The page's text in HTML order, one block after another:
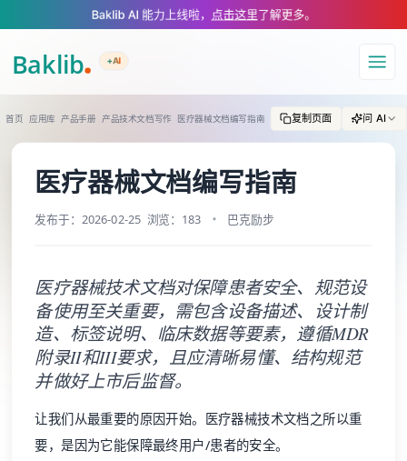
A Markdown version of this page is available at https://
Baklib AI 能力上线啦， 点击这里了解更多。
+AI
导航
首页 应用库 产品手册 产品技术文档写作 医疗器械文档编写指南 复制页面 问 AI
医疗器械文档编写指南
发布于：2026-02-25 浏览：183 巴克励步
医疗器械技术文档对保障患者安全、规范设
备使用至关重要，需包含设备描述、设计制
造、标签说明、临床数据等要素，遵循MDR
附录II和III要求，且应清晰易懂、结构规范
并做好上市后监督。
让我们从最重要的原因开始。医疗器械技术文档之所以重
要，是因为它能保障最终用户/患者的安全。